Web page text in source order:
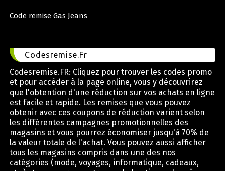
Code remise Gas Jeans
Codesremise.Fr
Codesremise.FR: Cliquez pour trouver les codes promo
et pour accéder à la page online, vous y découvrirez
que l'obtention d'une réduction sur vos achats en ligne
est facile et rapide. Les remises que vous pouvez
obtenir avec ces coupons de réduction varient selon
les différentes campagnes promotionnelles des
magasins et vous pourrez économiser jusqu'à 70% de
la valeur totale de l'achat. Vous pouvez aussi afficher
tous les magasins compris dans une des nos
catégories (mode, voyages, informatique, cadeaux,